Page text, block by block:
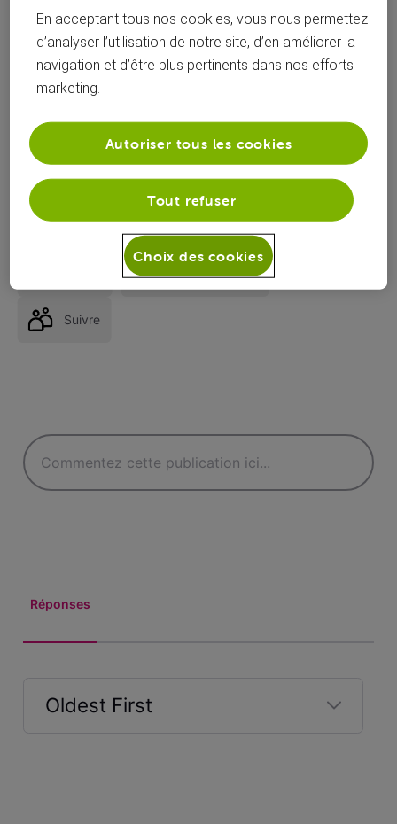
Trio - Internet 1000/20 - Modem Technicolor CGA4233 - Mac mini M4
Pro / Macbook Air M3 / Iphone 16 Pro - MAC OS & IOS
Question
2 1
COMMENTAIRE
Suivre
Réponses
Oldest First
En acceptant tous nos cookies, vous nous permettez
d’analyser l’utilisation de notre site, d’en améliorer la
navigation et d’être plus pertinents dans nos efforts
marketing.
Tout refuser
Autoriser tous les cookies
Choix des cookies